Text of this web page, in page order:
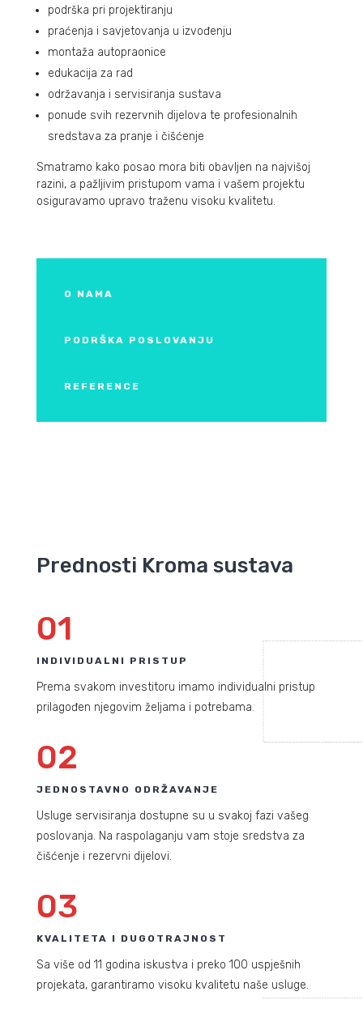
podrška pri projektiranju
praćenja i savjetovanja u izvođenju
montaža autopraonice
edukacija za rad
održavanja i servisiranja sustava
ponude svih rezervnih dijelova te profesionalnih
sredstava za pranje i čišćenje
Smatramo kako posao mora biti obavljen na najvišoj
razini, a pažljivim pristupom vama i vašem projektu
osiguravamo upravo traženu visoku kvalitetu.
O NAMA
PODRŠKA POSLOVANJU
REFERENCE
Prednosti Kroma sustava
01
INDIVIDUALNI PRISTUP
Prema svakom investitoru imamo individualni pristup
prilagođen njegovim željama i potrebama.
02
JEDNOSTAVNO ODRŽAVANJE
Usluge servisiranja dostupne su u svakoj fazi vašeg
poslovanja. Na raspolaganju vam stoje sredstva za
čišćenje i rezervni dijelovi.
03
KVALITETA I DUGOTRAJNOST
Sa više od 11 godina iskustva i preko 100 uspješnih
projekata, garantiramo visoku kvalitetu naše usluge.